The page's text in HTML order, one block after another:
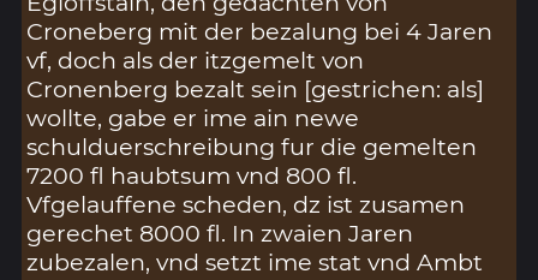
Croneberg mit der bezalung bei 4 Jaren
vf, doch als der itzgemelt von
Cronenberg bezalt sein [gestrichen: als]
wollte, gabe er ime ain newe
schulduerschreibung fur die gemelten
7200 fl haubtsum vnd 800 fl.
Vfgelauffene scheden, dz ist zusamen
gerechet 8000 fl. In zwaien Jaren
zubezalen, vnd setzt ime stat vnd Ambt